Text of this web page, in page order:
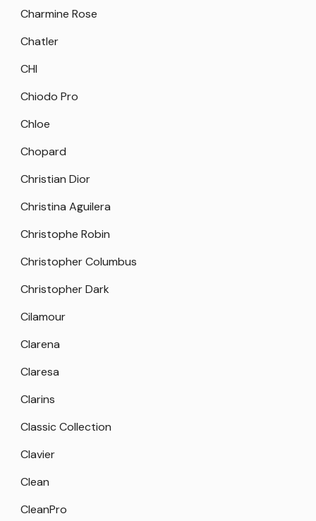
Charmine Rose
Chatler
CHI
Chiodo Pro
Chloe
Chopard
Christian Dior
Christina Aguilera
Christophe Robin
Christopher Columbus
Christopher Dark
Cilamour
Clarena
Claresa
Clarins
Classic Collection
Clavier
Clean
CleanPro